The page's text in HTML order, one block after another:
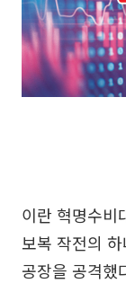
이란 혁명수비
보복 작전의
공장을 공격했